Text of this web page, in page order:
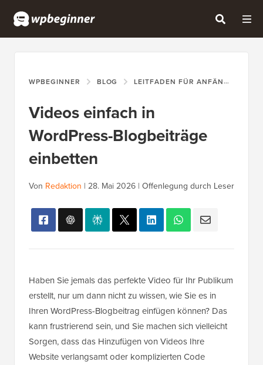
WPBEGINNER BLOG LEITFADEN FÜR ANFÄNGER
Videos einfach in
WordPress-Blogbeiträge
einbetten
Von Redaktion | 28. Mai 2026 | Offenlegung durch Leser
Haben Sie jemals das perfekte Video für Ihr Publikum
erstellt, nur um dann nicht zu wissen, wie Sie es in
Ihren WordPress-Blogbeitrag einfügen können? Das
kann frustrierend sein, und Sie machen sich vielleicht
Sorgen, dass das Hinzufügen von Videos Ihre
Website verlangsamt oder komplizierten Code